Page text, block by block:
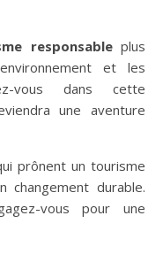
responsableplus
et les
vous dans cette
une aventure
prônent un tourisme
changement durable.
vous pour une